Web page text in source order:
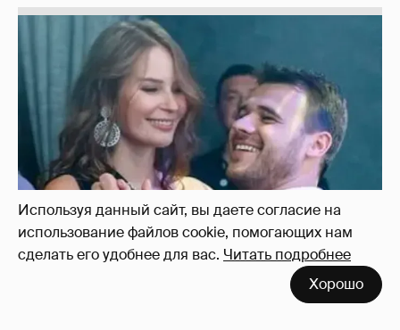
Используя данный сайт, вы даете согласие на
использование файлов cookie, помогающих нам
сделать его удобнее для вас. Читать подробнее
Хорошо
Неужели правда?